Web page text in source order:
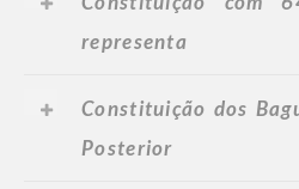
representa
Constituição dos
Posterior